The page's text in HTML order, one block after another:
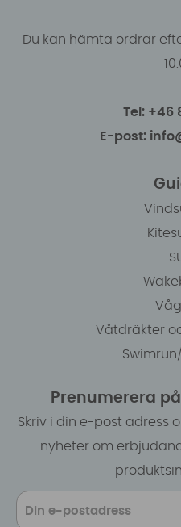
Du kan hämta ordrar
Tel: +46
E-post:
Våtdräkter
Prenumerera
Skriv i din e-post adress
nyheter om